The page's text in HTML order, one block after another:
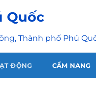
Quốc
Thành phố Phú
ĐỘNG CẨM NANG